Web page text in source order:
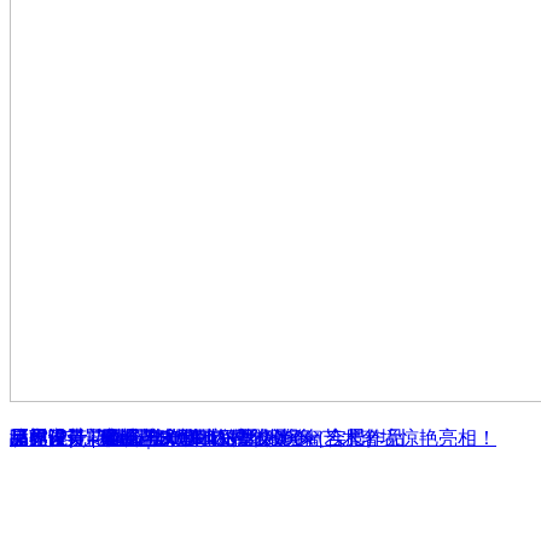
漳州佳苑花园公寓
厦门院子 - 融合与升华
品界设计 | 索菲亚SOPHIA婚纱摄影（合肥）
品界设计 | 600㎡当代豪宅的雅致轻奢
《弥漫》- 漳州冠城国际公寓设计
厦门富贵门花园-130联排别墅
品界设计 | 星城艺术新地标！18000㎡艺术奢境惊艳亮相！
品界设计 | 漳州｜DL·KIDS达令影像 | 实景作品
陋室 - 实景作品